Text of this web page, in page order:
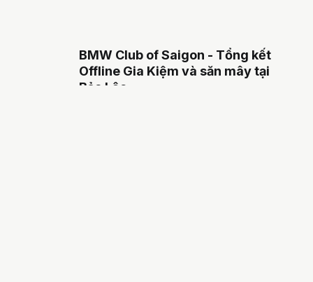
BMW Club of Saigon - Tổng kết
Offline Gia Kiệm và săn mây tại
Bảo Lộc